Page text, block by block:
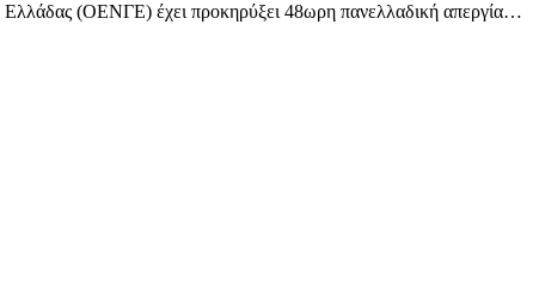
(ΟΕΝΓΕ) έχει προκηρύξει 48ωρη πανελλαδική απεργία…